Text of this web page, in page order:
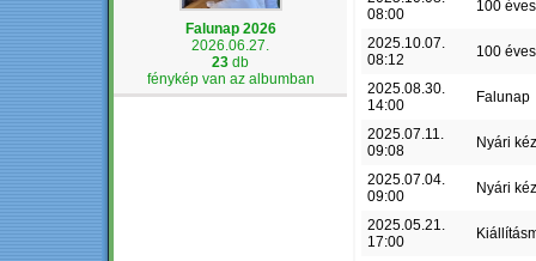
Falunap 2026
2026.06.27.
23 db
fénykép van az albumban
08:00
100
2025.10.07.
08:12
100
2025.08.30.
14:00
Falunap
2025.07.11.
09:08
Nyári
2025.07.04.
09:00
Nyári
2025.05.21.
17:00